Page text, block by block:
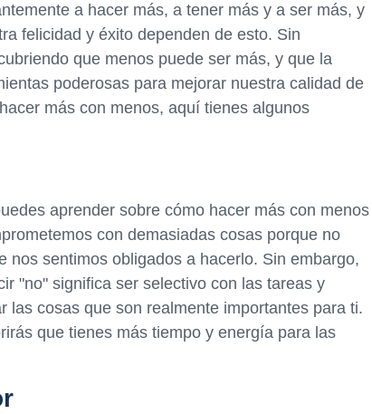
a hacer más, a tener más y a ser más, y
felicidad y éxito dependen de esto. Sin
que menos puede ser más, y que la
poderosas para mejorar nuestra calidad de
más con menos, aquí tienes algunos
aprender sobre cómo hacer más con menos
con demasiadas cosas porque no
nos sentimos obligados a hacerlo. Sin embargo,
"no" significa ser selectivo con las tareas y
las cosas que son realmente importantes para ti.
que tienes más tiempo y energía para las